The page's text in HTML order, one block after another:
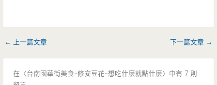
← 上一篇文章 下一篇文章 →
在〈台南國華街美食-修安豆花-想吃什麼就點什麼〉中有 7 則